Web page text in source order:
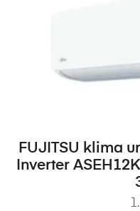
FUJITSU klima
Inverter